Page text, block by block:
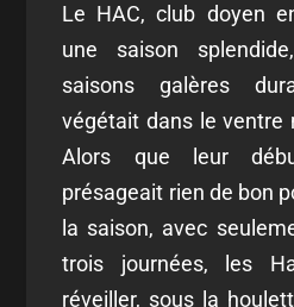
Le HAC, club doyen
une saison
saisons galères
végétait dans le ventre
Alors que leur
présageait rien de bon
la saison, avec
trois journées, les
réveiller, sous la